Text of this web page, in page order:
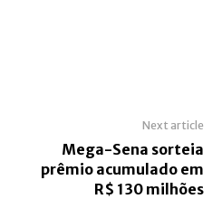
Next article
Mega-Sena sorteia
prêmio acumulado em
R$ 130 milhões